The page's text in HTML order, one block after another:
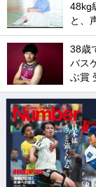
48kg
と、
38歳
バス
ぶ賞